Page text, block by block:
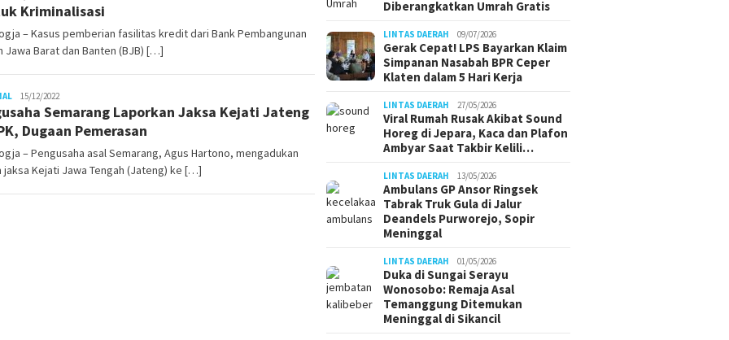
Kriminalisasi
– Kasus pemberian fasilitas kredit dari Bank Pembangunan
Jawa Barat dan Banten (BJB) […]
gusjok
15/12/2022
Semarang Laporkan Jaksa Kejati Jateng
Dugaan Pemerasan
– Pengusaha asal Semarang, Agus Hartono, mengadukan
jaksa Kejati Jawa Tengah (Jateng) ke […]
Diberangkatkan Umrah Gratis
LINTAS DAERAH 09/07/2026
Gerak Cepat! LPS Bayarkan Klaim
Simpanan Nasabah BPR Ceper
Klaten dalam 5 Hari Kerja
LINTAS DAERAH 27/05/2026
Viral Rumah Rusak Akibat Sound
Horeg di Jepara, Kaca dan Plafon
Ambyar Saat Takbir Kelili…
LINTAS DAERAH 13/05/2026
Ambulans GP Ansor Ringsek
Tabrak Truk Gula di Jalur
Deandels Purworejo, Sopir
Meninggal
LINTAS DAERAH 01/05/2026
Duka di Sungai Serayu
Wonosobo: Remaja Asal
Temanggung Ditemukan
Meninggal di Sikancil